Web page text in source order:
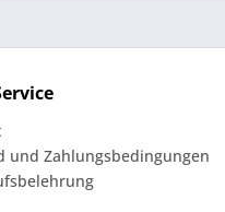
und Zahlungsbedingungen